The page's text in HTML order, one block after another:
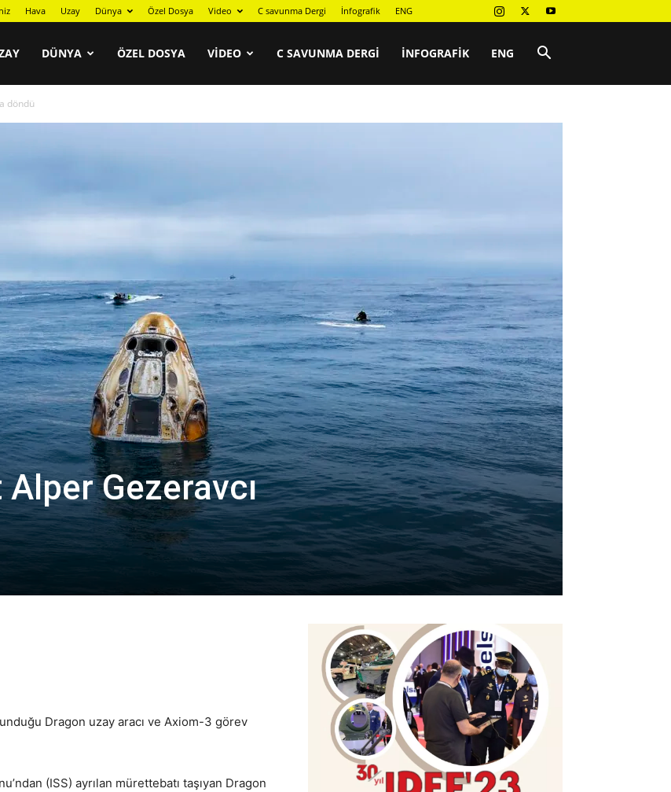
Hava Uzay Dünya Özel Dosya Video C savunma Dergi İnfografik ENG
DÜNYA ÖZEL DOSYA VIDEO C SAVUNMA DERGI İNFOGRAFIK ENG
döndü
Gezeravcı
Dragon uzay aracı ve Axiom-3 görev
(ISS) ayrılan mürettebatı taşıyan Dragon